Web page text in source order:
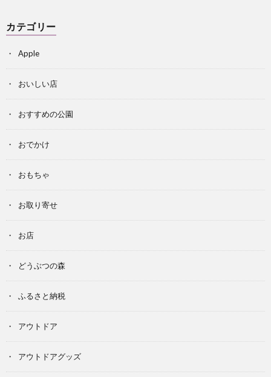
カテゴリー
Apple
おいしい店
おすすめの公園
おでかけ
おもちゃ
お取り寄せ
お店
どうぶつの森
ふるさと納税
アウトドア
アウトドアグッズ